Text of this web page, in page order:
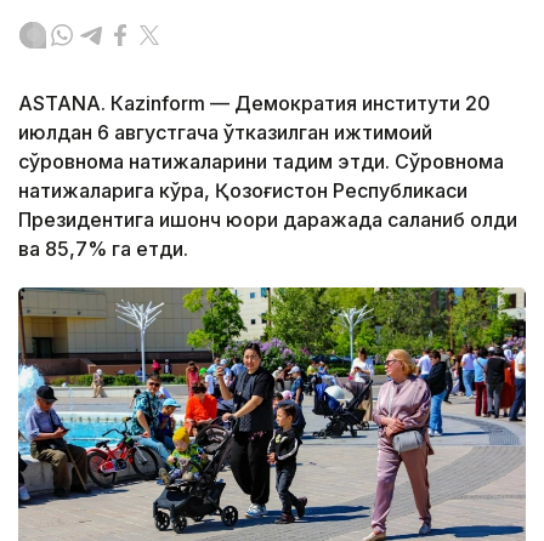
ASTANА. Кazinform — Демократия институти 20
июлдан 6 августгача ўтказилган ижтимоий
сўровнома натижаларини тақдим этди. Сўровнома
натижаларига кўра, Қозоғистон Республикаси
Президентига ишонч юқори даражада сақланиб қолди
ва 85,7% га етди.